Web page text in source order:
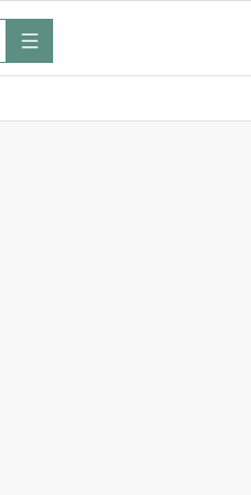
meny